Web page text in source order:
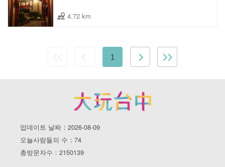
4.72 km
1
업데이트 날짜：2026-08-09
오늘사람들의 수：74
총방문자수：2150139